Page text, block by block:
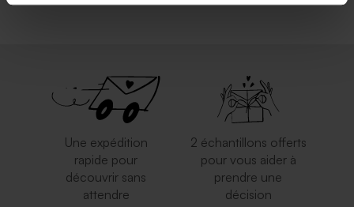
Une expédition
rapide pour
découvrir sans
attendre
2 échantillons offerts
pour vous aider à
prendre une
décision